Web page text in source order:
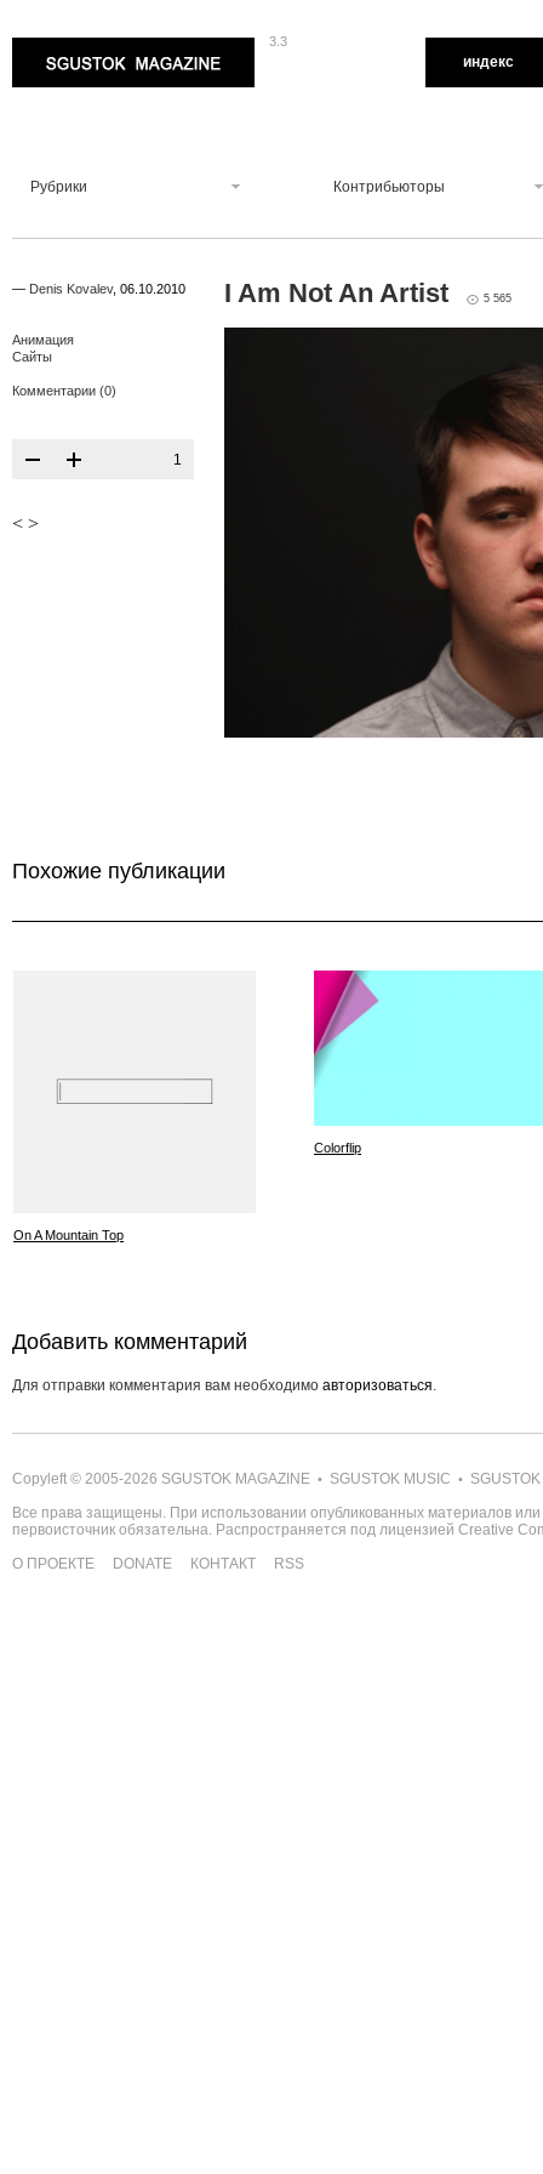
3.3
индекс
Рубрики Контрибьюторы
— Denis Kovalev, 06.10.2010
Анимация
Сайты
Комментарии (0)
1
< >
I Am Not An Artist 5 565
Похожие публикации
On A Mountain Top
Colorflip
Добавить комментарий
Для отправки комментария вам необходимо авторизоваться
Copyleft © 2005-2026 SGUSTOK MAGAZINE • SGUSTOK MUSIC •
Все права защищены. При использовании опубликованных материалов
первоисточник обязательна. Распространяется под лицензией Creative
О ПРОЕКТЕ
DONATE КОНТАКТ RSS